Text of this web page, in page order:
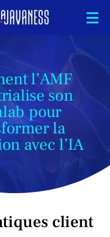
l’AMF
son
pour
la
avec l’IA
client